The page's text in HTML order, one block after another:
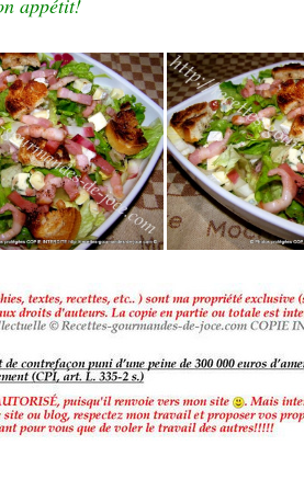
appétit!